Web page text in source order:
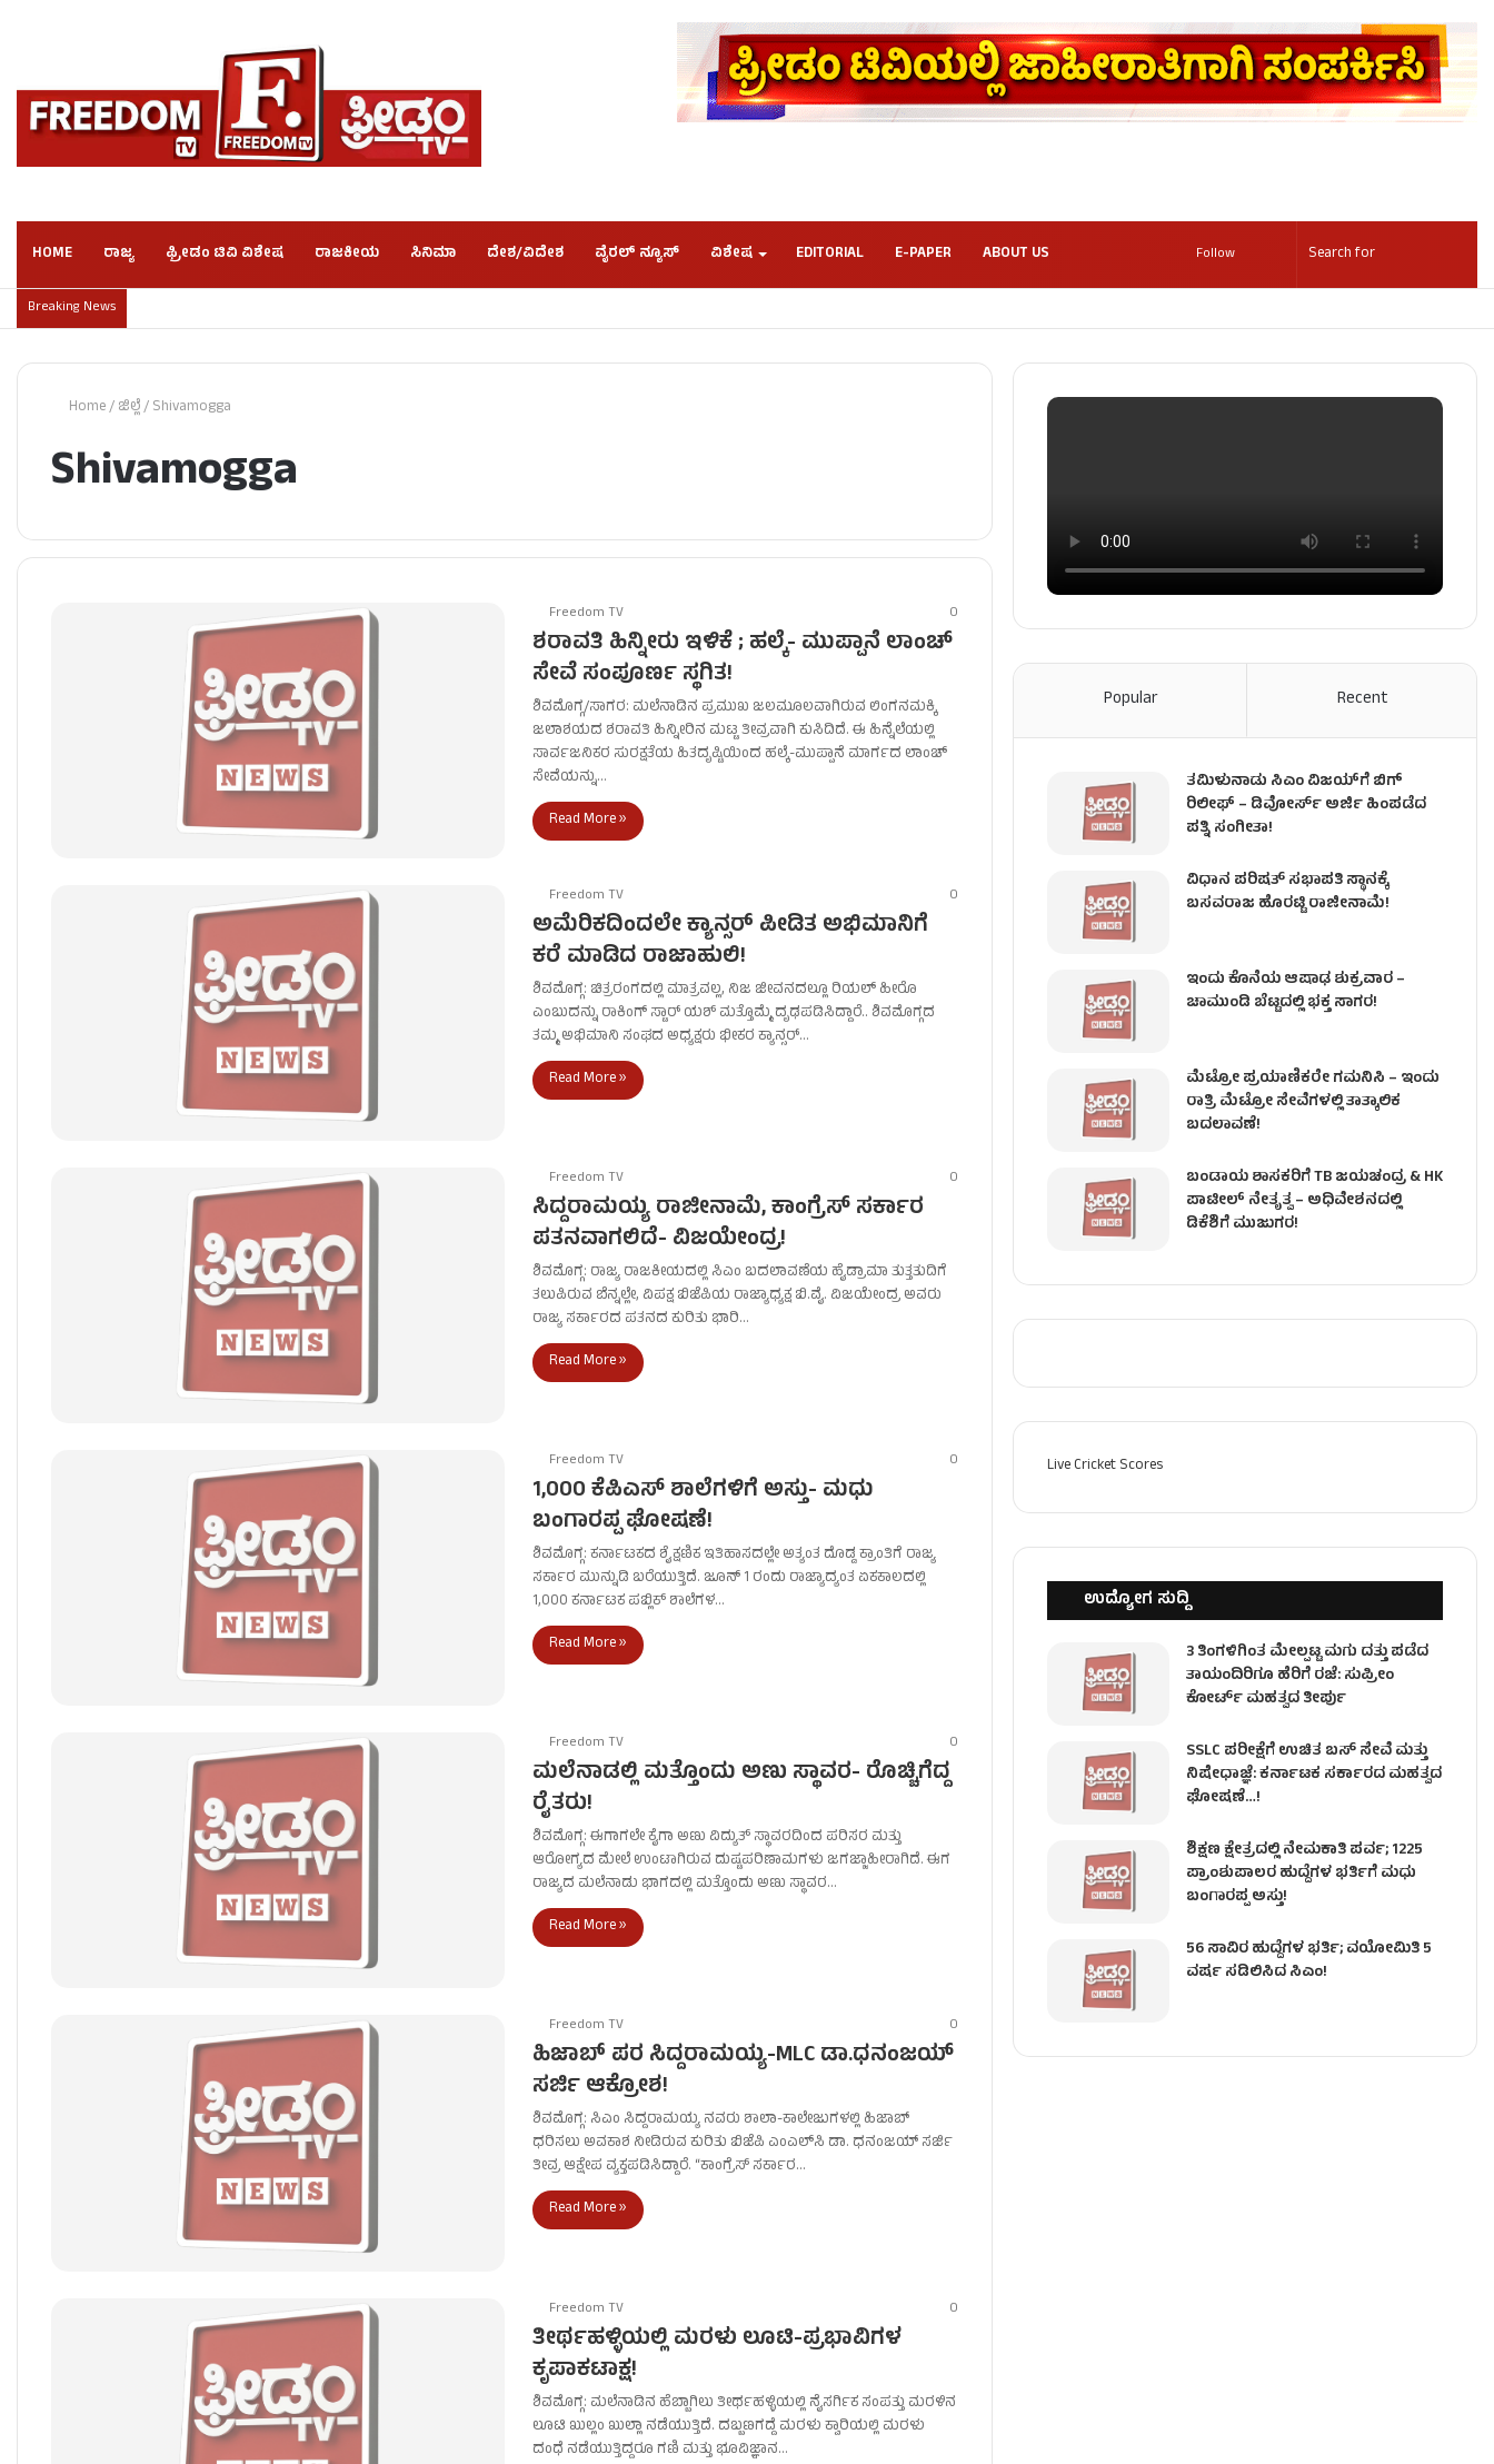
HOME ರಾಜ್ಯ ಫ್ರೀಡಂ ಟಿವಿ ವಿಶೇಷ ರಾಜಕೀಯ ಸಿನಿಮಾ ದೇಶ/ವಿದೇಶ ವೈರಲ್ ನ್ಯೂಸ್ ವಿಶೇಷ EDITORIAL E-PAPER ABOUT US Follow
Breaking News
Home/ಜಿಲ್ಲೆ/Shivamogga
Shivamogga
Freedom TV 0
ಶರಾವತಿ ಹಿನ್ನೀರು ಇಳಿಕೆ ; ಹಲ್ಕೆ- ಮುಪ್ಪಾನೆ ಲಾಂಚ್
ಸೇವೆ ಸಂಪೂರ್ಣ ಸ್ಥಗಿತ!
ಶಿವಮೊಗ್ಗ/ಸಾಗರ: ಮಲೆನಾಡಿನ ಪ್ರಮುಖ ಜಲಮೂಲವಾಗಿರುವ ಲಿಂಗನಮಕ್ಕಿ
ಜಲಾಶಯದ ಶರಾವತಿ ಹಿನ್ನೀರಿನ ಮಟ್ಟ ತೀವ್ರವಾಗಿ ಕುಸಿದಿದೆ. ಈ ಹಿನ್ನೆಲೆಯಲ್ಲಿ
ಸಾರ್ವಜನಿಕರ ಸುರಕ್ಷತೆಯ ಹಿತದೃಷ್ಟಿಯಿಂದ ಹಲ್ಕೆ-ಮುಪ್ಪಾನೆ ಮಾರ್ಗದ ಲಾಂಚ್
ಸೇವೆಯನ್ನು…
Read More »
Freedom TV 0
ಅಮೆರಿಕದಿಂದಲೇ ಕ್ಯಾನ್ಸರ್ ಪೀಡಿತ ಅಭಿಮಾನಿಗೆ
ಕರೆ ಮಾಡಿದ ರಾಜಾಹುಲಿ!
ಶಿವಮೊಗ್ಗ: ಚಿತ್ರರಂಗದಲ್ಲಿ ಮಾತ್ರವಲ್ಲ, ನಿಜ ಜೀವನದಲ್ಲೂ ರಿಯಲ್ ಹೀರೊ
ಎಂಬುದನ್ನು ರಾಕಿಂಗ್ ಸ್ಟಾರ್ ಯಶ್ ಮತ್ತೊಮ್ಮೆ ದೃಢಪಡಿಸಿದ್ದಾರೆ.. ಶಿವಮೊಗ್ಗದ
ತಮ್ಮ ಅಭಿಮಾನಿ ಸಂಘದ ಅಧ್ಯಕ್ಷರು ಭೀಕರ ಕ್ಯಾನ್ಸರ್…
Read More »
Freedom TV 0
ಸಿದ್ದರಾಮಯ್ಯ ರಾಜೀನಾಮೆ, ಕಾಂಗ್ರೆಸ್ ಸರ್ಕಾರ
ಪತನವಾಗಲಿದೆ- ವಿಜಯೇಂದ್ರ!
ಶಿವಮೊಗ್ಗ: ರಾಜ್ಯ ರಾಜಕೀಯದಲ್ಲಿ ಸಿಎಂ ಬದಲಾವಣೆಯ ಹೈಡ್ರಾಮಾ ತುತ್ತತುದಿಗೆ
ತಲುಪಿರುವ ಬೆನ್ನಲ್ಲೇ, ವಿಪಕ್ಷ ಬಿಜೆಪಿಯ ರಾಜ್ಯಾಧ್ಯಕ್ಷ ಬಿ.ವೈ. ವಿಜಯೇಂದ್ರ ಅವರು
ರಾಜ್ಯ ಸರ್ಕಾರದ ಪತನದ ಕುರಿತು ಭಾರಿ…
Read More »
Freedom TV 0
1,000 ಕೆಪಿಎಸ್ ಶಾಲೆಗಳಿಗೆ ಅಸ್ತು- ಮಧು
ಬಂಗಾರಪ್ಪ ಘೋಷಣೆ!
ಶಿವಮೊಗ್ಗ: ಕರ್ನಾಟಕದ ಶೈಕ್ಷಣಿಕ ಇತಿಹಾಸದಲ್ಲೇ ಅತ್ಯಂತ ದೊಡ್ಡ ಕ್ರಾಂತಿಗೆ ರಾಜ್ಯ
ಸರ್ಕಾರ ಮುನ್ನುಡಿ ಬರೆಯುತ್ತಿದೆ. ಜೂನ್ 1 ರಂದು ರಾಜ್ಯಾದ್ಯಂತ ಏಕಕಾಲದಲ್ಲಿ
1,000 ಕರ್ನಾಟಕ ಪಬ್ಲಿಕ್ ಶಾಲೆಗಳ…
Read More »
Freedom TV 0
ಮಲೆನಾಡಲ್ಲಿ ಮತ್ತೊಂದು ಅಣು ಸ್ಥಾವರ- ರೊಚ್ಚಿಗೆದ್ದ
ರೈತರು!
ಶಿವಮೊಗ್ಗ: ಈಗಾಗಲೇ ಕೈಗಾ ಅಣು ವಿದ್ಯುತ್ ಸ್ಥಾವರದಿಂದ ಪರಿಸರ ಮತ್ತು
ಆರೋಗ್ಯದ ಮೇಲೆ ಉಂಟಾಗಿರುವ ದುಷ್ಟಪರಿಣಾಮಗಳು ಜಗಜ್ಜಾಹೀರಾಗಿದೆ. ಈಗ
ರಾಜ್ಯದ ಮಲೆನಾಡು ಭಾಗದಲ್ಲಿ ಮತ್ತೊಂದು ಅಣು ಸ್ಥಾವರ…
Read More »
Freedom TV 0
ಹಿಜಾಬ್ ಪರ ಸಿದ್ದರಾಮಯ್ಯ-MLC ಡಾ.ಧನಂಜಯ್
ಸರ್ಜಿ ಆಕ್ರೋಶ!
ಶಿವಮೊಗ್ಗ: ಸಿಎಂ ಸಿದ್ದರಾಮಯ್ಯ ನವರು ಶಾಲಾ-ಕಾಲೇಜುಗಳಲ್ಲಿ ಹಿಜಾಬ್
ಧರಿಸಲು ಅವಕಾಶ ನೀಡಿರುವ ಕುರಿತು ಬಿಜೆಪಿ ಎಂಎಲ್‍ಸಿ ಡಾ. ಧನಂಜಯ್ ಸರ್ಜಿ
ತೀವ್ರ ಆಕ್ಷೇಪ ವ್ಯಕ್ತಪಡಿಸಿದ್ದಾರೆ. “ಕಾಂಗ್ರೆಸ್ ಸರ್ಕಾರ…
Read More »
Freedom TV 0
ತೀರ್ಥಹಳ್ಳಿಯಲ್ಲಿ ಮರಳು ಲೂಟಿ-ಪ್ರಭಾವಿಗಳ
ಕೃಪಾಕಟಾಕ್ಷ!
ಶಿವಮೊಗ್ಗ: ಮಲೆನಾಡಿನ ಹೆಬ್ಬಾಗಿಲು ತೀರ್ಥಹಳ್ಳಿಯಲ್ಲಿ ನೈಸರ್ಗಿಕ ಸಂಪತ್ತು ಮರಳಿನ
ಲೂಟಿ ಖುಲ್ಲಂ ಖುಲ್ಲಾ ನಡೆಯುತ್ತಿದೆ. ದಬ್ಬಣಗದ್ದೆ ಮರಳು ಕ್ವಾರಿಯಲ್ಲಿ ಮರಳು
ದಂಧೆ ನಡೆಯುತ್ತಿದ್ದರೂ ಗಣಿ ಮತ್ತು ಭೂವಿಜ್ಞಾನ…
Popular Recent
ತಮಿಳುನಾಡು ಸಿಎಂ ವಿಜಯ್‌ಗೆ ಬಿಗ್
ರಿಲೀಫ್ – ಡಿವೋರ್ಸ್ ಅರ್ಜಿ ಹಿಂಪಡೆದ
ಪತ್ನಿ ಸಂಗೀತಾ!
ವಿಧಾನ ಪರಿಷತ್ ಸಭಾಪತಿ ಸ್ಥಾನಕ್ಕೆ
ಬಸವರಾಜ ಹೊರಟ್ಟಿ ರಾಜೀನಾಮೆ!
ಇಂದು ಕೊನೆಯ ಆಷಾಢ ಶುಕ್ರವಾರ –
ಚಾಮುಂಡಿ ಬೆಟ್ಟದಲ್ಲಿ ಭಕ್ತ ಸಾಗರ!
ಮೆಟ್ರೋ ಪ್ರಯಾಣಿಕರೇ ಗಮನಿಸಿ – ಇಂದು
ರಾತ್ರಿ ಮೆಟ್ರೋ ಸೇವೆಗಳಲ್ಲಿ ತಾತ್ಕಾಲಿಕ
ಬದಲಾವಣೆ!
ಬಂಡಾಯ ಶಾಸಕರಿಗೆ TB ಜಯಚಂದ್ರ & HK
ಪಾಟೀಲ್ ನೇತೃತ್ವ – ಅಧಿವೇಶನದಲ್ಲಿ
ಡಿಕೆಶಿಗೆ ಮುಜುಗರ!
Live Cricket Scores
ಉದ್ಯೋಗ ಸುದ್ದಿ
3 ತಿಂಗಳಿಗಿಂತ ಮೇಲ್ಪಟ್ಟ ಮಗು ದತ್ತು ಪಡೆದ
ತಾಯಂದಿರಿಗೂ ಹೆರಿಗೆ ರಜೆ: ಸುಪ್ರೀಂ
ಕೋರ್ಟ್ ಮಹತ್ವದ ತೀರ್ಪು
SSLC ಪರೀಕ್ಷೆಗೆ ಉಚಿತ ಬಸ್ ಸೇವೆ ಮತ್ತು
ನಿಷೇಧಾಜ್ಞೆ: ಕರ್ನಾಟಕ ಸರ್ಕಾರದ ಮಹತ್ವದ
ಘೋಷಣೆ…!
ಶಿಕ್ಷಣ ಕ್ಷೇತ್ರದಲ್ಲಿ ನೇಮಕಾತಿ ಪರ್ವ; 1225
ಪ್ರಾಂಶುಪಾಲರ ಹುದ್ದೆಗಳ ಭರ್ತಿಗೆ ಮಧು
ಬಂಗಾರಪ್ಪ ಅಸ್ತು!
56 ಸಾವಿರ ಹುದ್ದೆಗಳ ಭರ್ತಿ; ವಯೋಮಿತಿ 5
ವರ್ಷ ಸಡಿಲಿಸಿದ ಸಿಎಂ!